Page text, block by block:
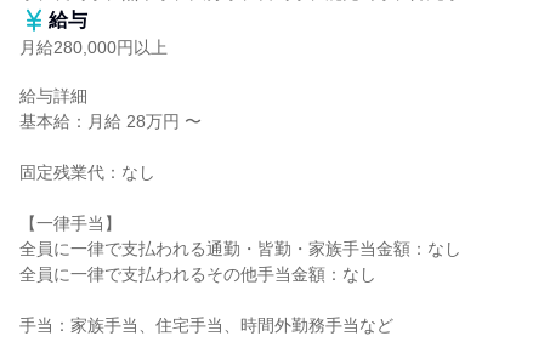
給与
月給280,000円以上
給与詳細
基本給：月給 28万円 〜
固定残業代：なし
【一律手当】
全員に一律で支払われる通勤・皆勤・家族手当金額：なし
全員に一律で支払われるその他手当金額：なし
手当：家族手当、住宅手当、時間外勤務手当など